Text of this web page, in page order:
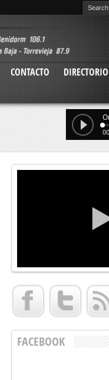
CONTACTO
FACEBOOK